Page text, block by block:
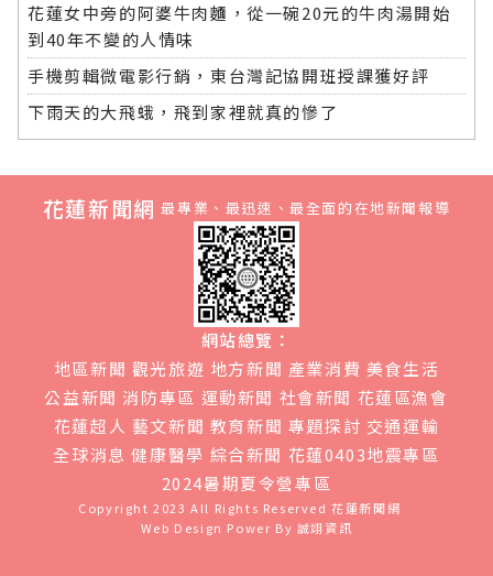
花蓮女中旁的阿婆牛肉麵，從一碗20元的牛肉湯開始
到40年不變的人情味
手機剪輯微電影行銷，東台灣記協開班授課獲好評
下雨天的大飛蛾，飛到家裡就真的慘了
花蓮新聞網 最專業、最迅速、最全面的在地新聞報導
網站總覽：
地區新聞 觀光旅遊 地方新聞 產業消費 美食生活
公益新聞 消防專區 運動新聞 社會新聞 花蓮區漁會
花蓮超人 藝文新聞 教育新聞 專題探討 交通運輸
全球消息 健康醫學 綜合新聞 花蓮0403地震專區
2024暑期夏令營專區
Copyright 2023 All Rights Reserved花蓮新聞網
Web Design Power By 誠翊資訊